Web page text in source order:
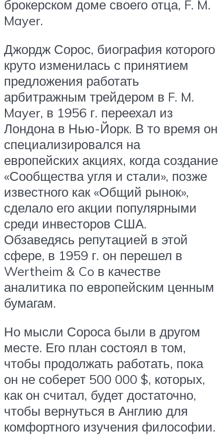
брокерском доме своего отца, F. M.
Mayer.
Джордж Сорос, биография которого
круто изменилась с принятием
предложения работать
арбитражным трейдером в F. M.
Mayer, в 1956 г. переехал из
Лондона в Нью-Йорк. В то время он
специализировался на
европейских акциях, когда создание
«Сообщества угля и стали», позже
известного как «Общий рынок»,
сделало его акции популярными
среди инвесторов США.
Обзаведясь репутацией в этой
сфере, в 1959 г. он перешел в
Wertheim & Co в качестве
аналитика по европейским ценным
бумагам.
Но мысли Сороса были в другом
месте. Его план состоял в том,
чтобы продолжать работать, пока
он не соберет 500 000 $, которых,
как он считал, будет достаточно,
чтобы вернуться в Англию для
комфортного изучения философии.